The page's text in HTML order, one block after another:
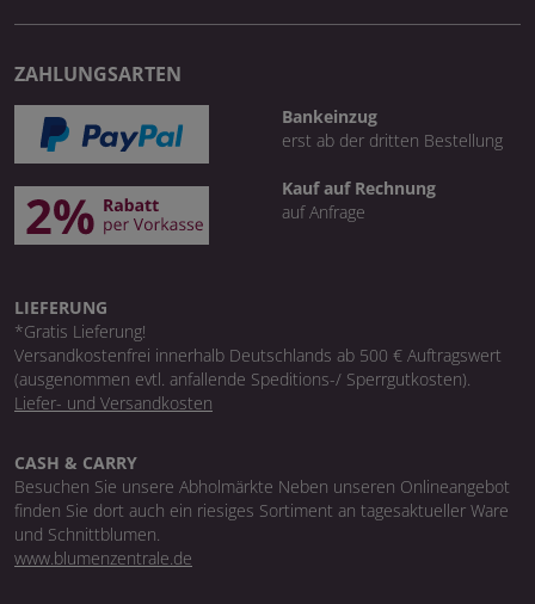
ZAHLUNGSARTEN
Bankeinzug
erst ab der dritten Bestellung
Kauf auf Rechnung
auf Anfrage
LIEFERUNG
*Gratis Lieferung!
Versandkostenfrei innerhalb Deutschlands ab 500 € Auftragswert
(ausgenommen evtl. anfallende Speditions-/ Sperrgutkosten).
Liefer- und Versandkosten
CASH & CARRY
Besuchen Sie unsere Abholmärkte Neben unseren Onlineangebot
finden Sie dort auch ein riesiges Sortiment an tagesaktueller Ware
und Schnittblumen.
www.blumenzentrale.de